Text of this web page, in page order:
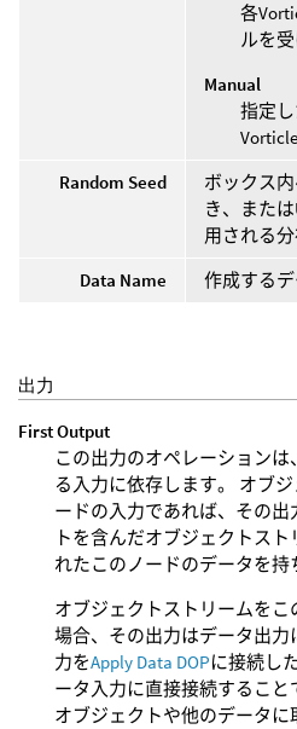
各
ルを受
Manual
指定
Random Seed
ボックス
き、また
用される
Data Name
作成するデ
出力
First Output
この出力のオペレーション
る入力に依存します。 オブ
ードの入力であれば、その
トを含んだオブジェクトス
れたこのノードのデータを持
オブジェクトストリームを
場合、その出力はデータ出
力をApply Data DOPに接続し
ータ入力に直接接続するこ
オブジェクトや他のデータ